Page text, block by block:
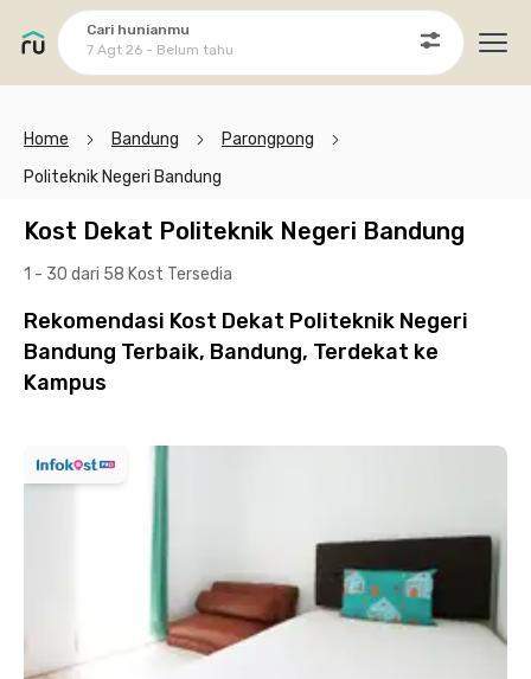
Cari hunianmu
7 Agt 26 - Belum tahu
Home Bandung
Parongpong
Politeknik Negeri Bandung
Kost Dekat Politeknik Negeri Bandung
1 - 30 dari 58 Kost Tersedia
Rekomendasi Kost Dekat Politeknik Negeri
Bandung Terbaik, Bandung, Terdekat ke
Kampus